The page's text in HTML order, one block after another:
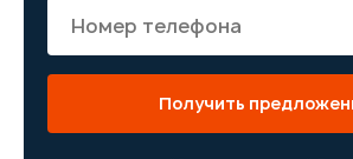
Получить